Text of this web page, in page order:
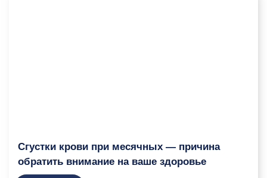
Сгустки крови при месячных — причина
обратить внимание на ваше здоровье